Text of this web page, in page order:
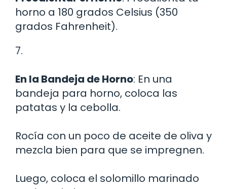
horno a 180 grados Celsius (350
grados Fahrenheit).
7.
En la Bandeja de Horno: En una
bandeja para horno, coloca las
patatas y la cebolla.
Rocía con un poco de aceite de oliva y
mezcla bien para que se impregnen.
Luego, coloca el solomillo marinado